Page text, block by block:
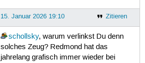
Zitieren
15. Januar 2026 19:10
schollsky, warum verlinkst Du denn
solches Zeug? Redmond hat das
jahrelang grafisch immer wieder bei